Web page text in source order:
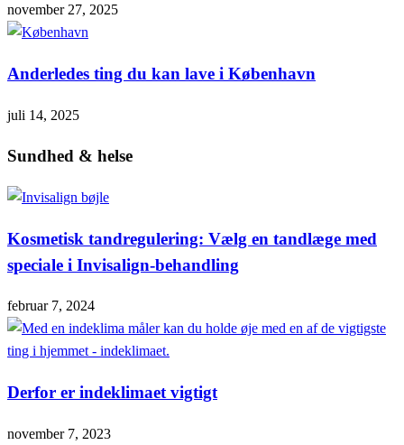
november 27, 2025
Anderledes ting du kan lave i København
juli 14, 2025
Sundhed & helse
Kosmetisk tandregulering: Vælg en tandlæge med
speciale i Invisalign-behandling
februar 7, 2024
Derfor er indeklimaet vigtigt
november 7, 2023